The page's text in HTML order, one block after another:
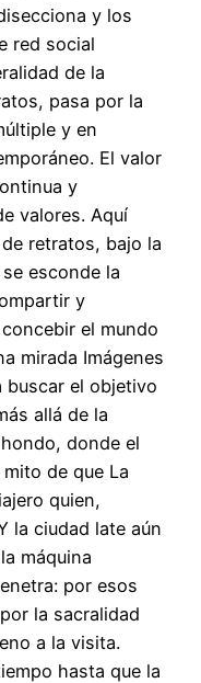
y los
red social
de la
pasa por la
y en
El valor
y
valores. Aquí
retratos, bajo la
esconde la
y
el mundo
mirada Imágenes
buscar el objetivo
allá de la
donde el
de que La
quien,
la ciudad late aún
máquina
por esos
la sacralidad
a la visita.
hasta que la